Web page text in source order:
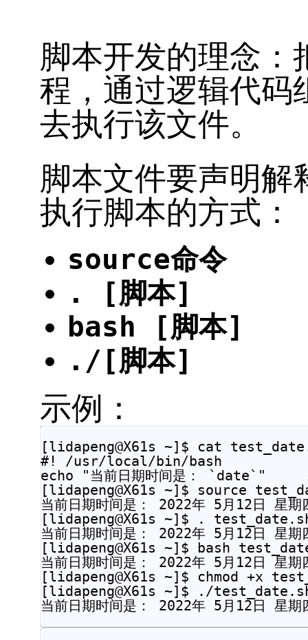
脚本开发的理念：
程，通过逻辑代码
去执行该文件。
脚本文件要声明
执行脚本的方式：
source命令
. [脚本]
bash [脚本]
./[脚本]
示例：
[lidapeng@X61s ~]$ cat
#! /usr/local/bin/bash
echo "当前日期时间是： `date`"
[lidapeng@X61s ~]$ source
当前日期时间是： 2022年 5月12日 星
[lidapeng@X61s ~]$ .
当前日期时间是： 2022年 5月12日 星
[lidapeng@X61s ~]$ bash
当前日期时间是： 2022年 5月12日 星
[lidapeng@X61s ~]$ chmod +x
[lidapeng@X61s ~]$ ./